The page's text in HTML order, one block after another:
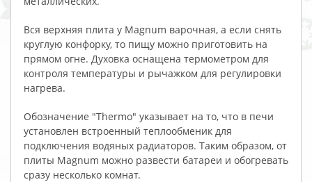
Вся верхняя плита у Magnum варочная, а если снять
круглую конфорку, то пищу можно приготовить на
прямом огне. Духовка оснащена термометром для
контроля температуры и рычажком для регулировки
нагрева.
Обозначение "Thermo" указывает на то, что в печи
установлен встроенный теплообменик для
подключения водяных радиаторов. Таким образом, от
плиты Magnum можно развести батареи и обогревать
сразу несколько комнат.